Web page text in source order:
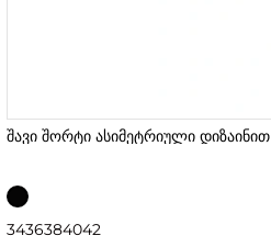
შავი შორტი ასიმეტრიული დიზაინით
3436384042